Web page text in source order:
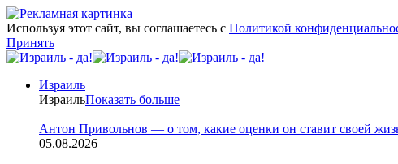
Используя этот сайт, вы соглашаетесь с Политикой
Принять
Израиль
ИзраильПоказать больше
Антон Привольнов — о том, какие оценки он ставит своей
05.08.2026